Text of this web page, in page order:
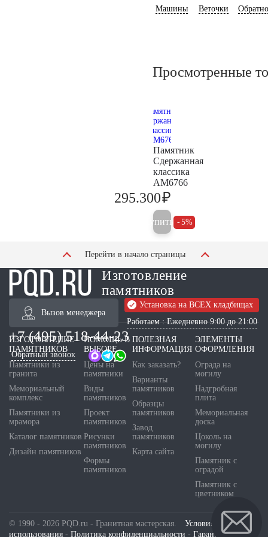
Машины Веточки
Просмотренные
Памятник
Сдержанная
классика
AM6766
295.300₽
Купить 5%
Перейти в начало страницы
Изготовление
памятников
Вызов менеджера
Установка на ВСЕХ кладбищах
Работаем : Ежедневно 9:00 до 21:00
+7 (495) 518-44-23
Обратный звонок
ИЗГОТОВЛЕНИЕ
ПАМЯТНИКОВ
Памятники из
гранита
Мемориальный
комплекс
Памятники из
мрамора
Каталог памятников
Дизайн памятников
ПОМОЩЬ В
ВЫБОРЕ
Цены на
памятники
Виды
памятников
Проект
памятников
Рисунки
памятников
Формы
памятников
ПОЛЕЗНАЯ
ИНФОРМАЦИЯ
Как заказать?
Варианты
памятников
Образцы
памятников
Завод
памятников
Карта сайта
ЭЛЕМЕНТЫ
ОФОРМЛЕНИЯ
Ограда на
могилу
Надгробная
плита
Мемориальная
доска
Цоколь на
могилу
Памятник с
оградой
Памятник с
цветником
© 1990 - 2026 PQD.ru - Гранитная мастерская. Условия
использования - Политика конфиденциальности - Гарантия и